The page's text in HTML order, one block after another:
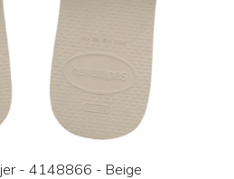
- 4148866 - Beige